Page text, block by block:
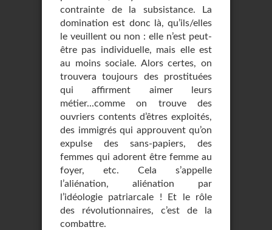
contrainte de la subsistance. La
domination est donc là, qu’ils/elles
le veuillent ou non : elle n’est peut-
être pas individuelle, mais elle est
au moins sociale. Alors certes, on
trouvera toujours des prostituées
qui affirment aimer leurs
métier...comme on trouve des
ouvriers contents d’êtres exploités,
des immigrés qui approuvent qu’on
expulse des sans-papiers, des
femmes qui adorent être femme au
foyer, etc. Cela s’appelle
l’aliénation, aliénation par
l’idéologie patriarcale ! Et le rôle
des révolutionnaires, c’est de la
combattre.